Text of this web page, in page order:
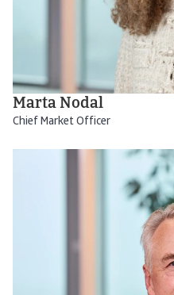
Marta Nodal
Chief Market Officer